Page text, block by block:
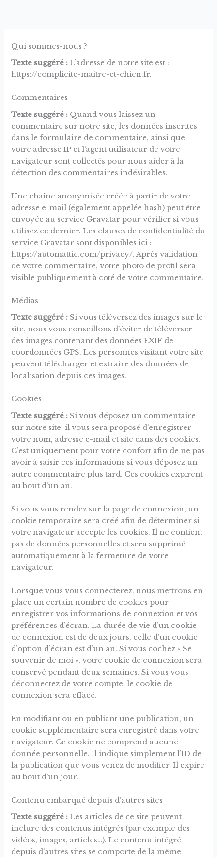
Qui sommes-nous ?
Texte suggéré :L’adresse de notre site est :
https://complicite-maitre-et-chien.fr.
Commentaires
Texte suggéré : Quand vous laissez un
commentaire sur notre site, les données inscrites
dans le formulaire de commentaire, ainsi que
votre adresse IP et l’agent utilisateur de votre
navigateur sont collectés pour nous aider à la
détection des commentaires indésirables.
Une chaîne anonymisée créée à partir de votre
adresse e-mail (également appelée hash) peut être
envoyée au service Gravatar pour vérifier si vous
utilisez ce dernier. Les clauses de confidentialité du
service Gravatar sont disponibles ici :
https://automattic.com/privacy/. Après validation
de votre commentaire, votre photo de profil sera
visible publiquement à coté de votre commentaire.
Médias
Texte suggéré :Si vous téléversez des images sur le
site, nous vous conseillons d’éviter de téléverser
des images contenant des données EXIF de
coordonnées GPS. Les personnes visitant votre site
peuvent télécharger et extraire des données de
localisation depuis ces images.
Cookies
Texte suggéré :Si vous déposez un commentaire
sur notre site, il vous sera proposé d’enregistrer
votre nom, adresse e-mail et site dans des cookies.
C’est uniquement pour votre confort afin de ne pas
avoir à saisir ces informations si vous déposez un
autre commentaire plus tard. Ces cookies expirent
au bout d’un an.
Si vous vous rendez sur la page de connexion, un
cookie temporaire sera créé afin de déterminer si
votre navigateur accepte les cookies. Il ne contient
pas de données personnelles et sera supprimé
automatiquement à la fermeture de votre
navigateur.
Lorsque vous vous connecterez, nous mettrons en
place un certain nombre de cookies pour
enregistrer vos informations de connexion et vos
préférences d’écran. La durée de vie d’un cookie
de connexion est de deux jours, celle d’un cookie
d’option d’écran est d’un an. Si vous cochez « Se
souvenir de moi », votre cookie de connexion sera
conservé pendant deux semaines. Si vous vous
déconnectez de votre compte, le cookie de
connexion sera effacé.
En modifiant ou en publiant une publication, un
cookie supplémentaire sera enregistré dans votre
navigateur. Ce cookie ne comprend aucune
donnée personnelle. Il indique simplement l’ID de
la publication que vous venez de modifier. Il expire
au bout d’un jour.
Contenu embarqué depuis d’autres sites
Texte suggéré :Les articles de ce site peuvent
inclure des contenus intégrés (par exemple des
vidéos, images, articles…). Le contenu intégré
depuis d’autres sites se comporte de la même